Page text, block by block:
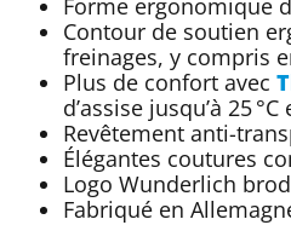
Contour de soutien
freinages, y compris
Plus de confort avec
d’assise jusqu’à 25
Revêtement anti-
Élégantes coutures
Logo Wunderlich
Fabriqué en